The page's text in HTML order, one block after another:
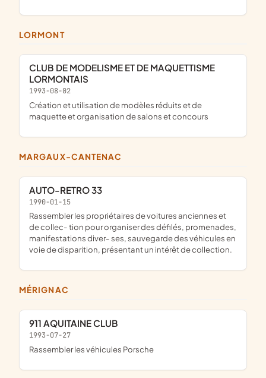
LORMONT
CLUB DE MODELISME ET DE MAQUETTISME
LORMONTAIS
1993-08-02
Création et utilisation de modèles réduits et de
maquette et organisation de salons et concours
MARGAUX-CANTENAC
AUTO-RETRO 33
1990-01-15
Rassembler les propriétaires de voitures anciennes et
de collec- tion pour organiser des défilés, promenades,
manifestations diver- ses, sauvegarde des véhicules en
voie de disparition, présentant un intérêt de collection.
MÉRIGNAC
911 AQUITAINE CLUB
1993-07-27
Rassembler les véhicules Porsche